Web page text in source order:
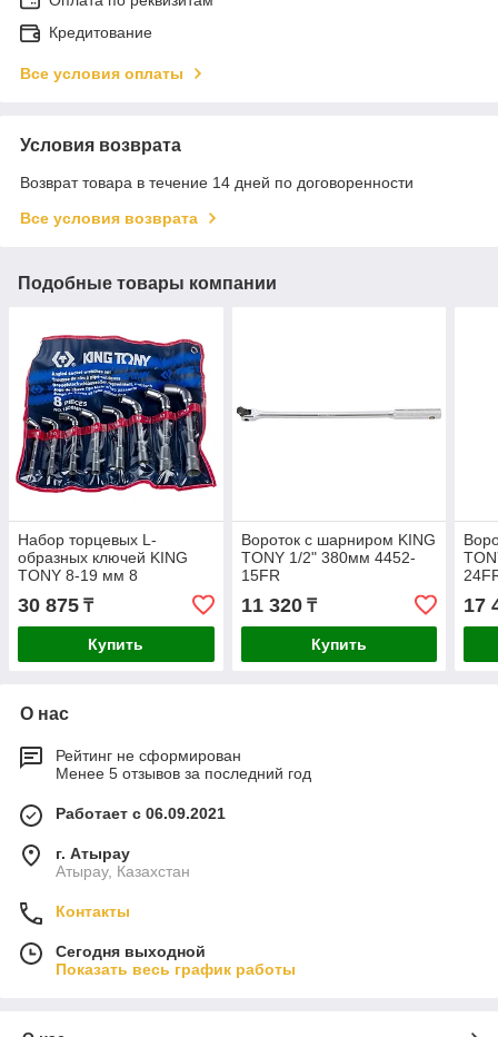
Кредитование
Все условия оплаты
Условия возврата
Возврат товара в течение 14 дней по договоренности
Все условия возврата
Подобные товары компании
Набор торцевых L-
образных ключей KING
TONY 8-19 мм 8
предметов 1808MR
30 875 ₸
Купить
Вороток с шарниром KING
TONY 1/2" 380мм 4452-
15FR
11 320₸
Купить
17
О нас
Рейтинг не сформирован
Менее 5 отзывов за последний год
Работает с 06.09.2021
г. Атырау
Атырау, Казахстан
Контакты
Сегодня выходной
Показать весь график работы